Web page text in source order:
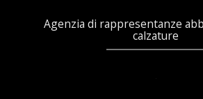
Agenzia di rappresentanze
calzature